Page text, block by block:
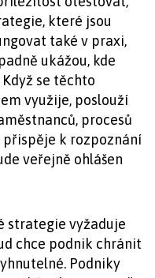
které jsou
také v praxi,
ukážou, kde
se těchto
využije, poslouží
procesů
přispěje k rozpoznání
veřejně ohlášen
strategie vyžaduje
chce podnik chránit
Podniky